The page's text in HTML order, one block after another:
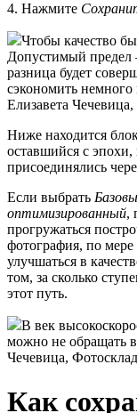
4. Нажмите
Чтобы качество
Допустимый предел
разница будет
сэкономить
Елизавета
Ниже находится
оставшийся с
присоединялись
Если выбрать
оптимизированный,
прогружаться
фотография, по мере
улучшаться в
том, за сколько
этот путь.
В век
можно не обращать
Чечевица,
Как